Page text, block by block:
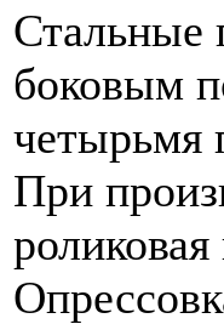
Стальные
боковым
четырьмя
При
роликовая